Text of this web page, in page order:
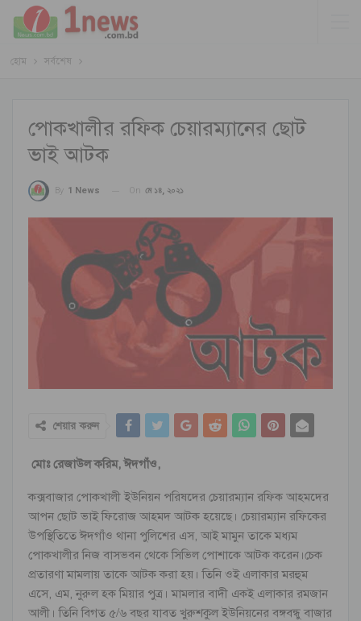
হোম সর্বশেষ
পোকখালীর রফিক চেয়ারম্যানের ছোট
ভাই আটক
By 1 News On মে ১৪, ২০২১
শেয়ার করুন
মোঃ রেজাউল করিম, ঈদগাঁও,
কক্সবাজার পোকখালী ইউনিয়ন পরিষদের চেয়ারম্যান রফিক আহমদের
আপন ছোট ভাই ফিরোজ আহমদ আটক হয়েছে। চেয়ারম্যান রফিকের
উপস্থিতিতে ঈদগাঁও থানা পুলিশের এস, আই মামুন তাকে মধ্যম
পোকখালীর নিজ বাসভবন থেকে সিভিল পোশাকে আটক করেন।চেক
প্রতারণা মামলায় তাকে আটক করা হয়। তিনি ওই এলাকার মরহুম
এসে, এম, নুরুল হক মিয়ার পুত্র। মামলার বাদী একই এলাকার রমজান
আলী। তিনি বিগত ৫/৬ বছর যাবত খুরুশকুল ইউনিয়নের বঙ্গবন্ধু বাজার